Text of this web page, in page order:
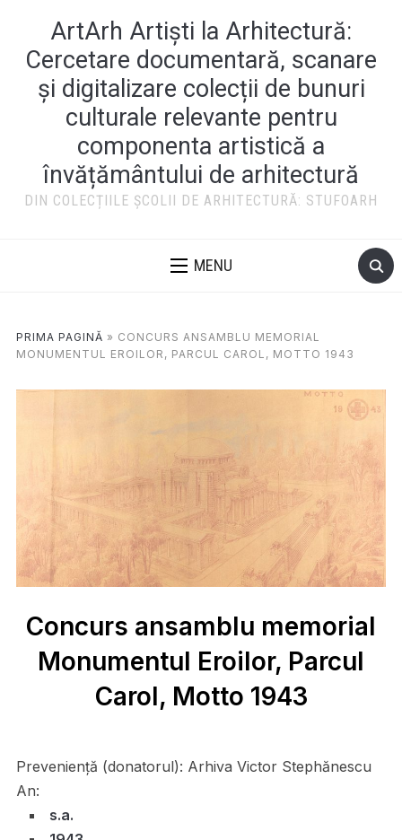
ArtArh Artiști la Arhitectură:
Cercetare documentară, scanare
și digitalizare colecții de bunuri
culturale relevante pentru
componenta artistică a
învățământului de arhitectură
DIN COLECȚIILE ȘCOLII DE ARHITECTURĂ: STUFOARH
MENU
PRIMA PAGINĂ » CONCURS ANSAMBLU MEMORIAL
MONUMENTUL EROILOR, PARCUL CAROL, MOTTO 1943
Concurs ansamblu memorial
Monumentul Eroilor, Parcul
Carol, Motto 1943
Preveniență (donatorul): Arhiva Victor Stephănescu
An:
s.a.